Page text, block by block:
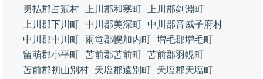
勇払郡占冠村
上川郡和寒町
上川郡剣淵町
上川郡下川町
中川郡美深町
中川郡音威子府村
中川郡中川町 雨竜郡幌加内町 増毛郡増毛町
留萌郡小平町 苫前郡苫前町 苫前郡羽幌町
苫前郡初山別村
天塩郡遠別町
天塩郡天塩町